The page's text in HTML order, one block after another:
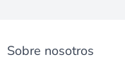
Sobre nosotros